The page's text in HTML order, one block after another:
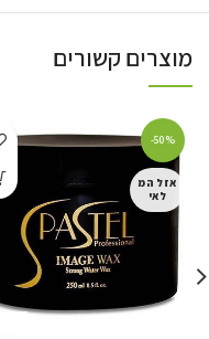
מוצרים קשורים
-50%
אזל המ
לאי